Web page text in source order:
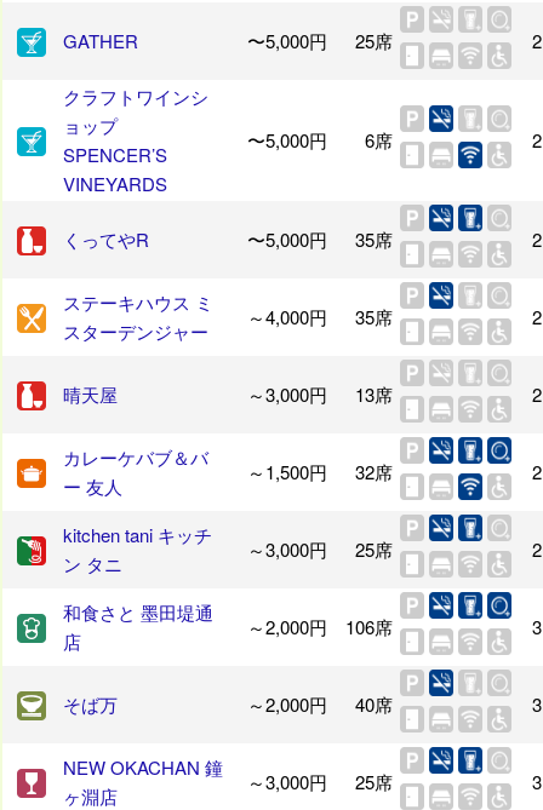
GATHER 〜5,000円 25席
クラフトワインシ
ョップ
SPENCER’S
VINEYARDS
〜5,000円 6席
くってやR 〜5,000円 35席
ステーキハウス ミ
スターデンジャー
～4,000円 35席
晴天屋 ～3,000円 13席
カレーケバブ＆バ
ー 友人
～1,500円 32席
kitchen tani キッチ
ン タニ
～3,000円 25席
和食さと 墨田堤通
店
～2,000円 106席
そば万 ～2,000円 40席
NEW OKACHAN 鐘
ヶ淵店
～3,000円 25席